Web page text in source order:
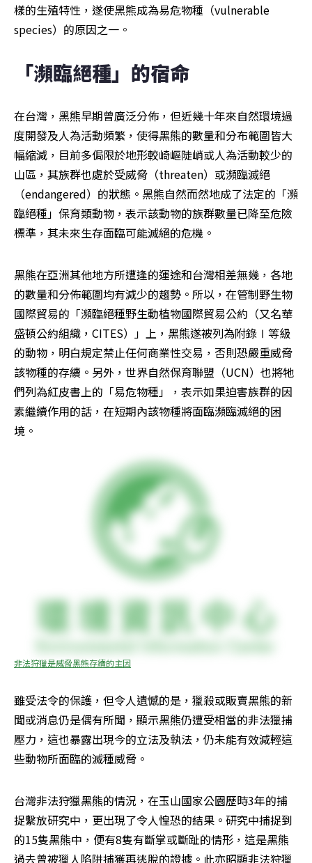
樣的生殖特性，遂使黑熊成為易危物種（vulnerable
species）的原因之一。
「瀕臨絕種」的宿命
在台灣，黑熊早期曾廣泛分佈，但近幾十年來自然環境過
度開發及人為活動頻繁，使得黑熊的數量和分布範圍皆大
幅縮減，目前多侷限於地形較崎嶇陡峭或人為活動較少的
山區，其族群也處於受威脅（threaten）或瀕臨滅絕
（endangered）的狀態。黑熊自然而然地成了法定的「瀕
臨絕種」保育類動物，表示該動物的族群數量已降至危險
標準，其未來生存面臨可能滅絕的危機。
黑熊在亞洲其他地方所遭逢的運途和台灣相差無幾，各地
的數量和分佈範圍均有減少的趨勢。所以，在管制野生物
國際貿易的「瀕臨絕種野生動植物國際貿易公約（又名華
盛頓公約組織，CITES）」上，黑熊遂被列為附錄Ⅰ等級
的動物，明白規定禁止任何商業性交易，否則恐嚴重威脅
該物種的存續。另外，世界自然保育聯盟（UCN）也將牠
們列為紅皮書上的「易危物種」，表示如果迫害族群的因
素繼續作用的話，在短期內該物種將面臨瀕臨滅絕的困
境。
非法狩獵是威脅黑熊存續的主因
雖受法令的保護，但令人遺憾的是，獵殺或販賣黑熊的新
聞或消息仍是偶有所聞，顯示黑熊仍遭受相當的非法獵捕
壓力，這也暴露出現今的立法及執法，仍未能有效減輕這
些動物所面臨的滅種威脅。
台灣非法狩獵黑熊的情況，在玉山國家公園歷時3年的捕
捉繫放研究中，更出現了令人惶恐的結果。研究中捕捉到
的15隻黑熊中，便有8隻有斷掌或斷趾的情形，這是黑熊
過去曾被獵人陷阱捕獲再逃脫的證據。此亦昭顯非法狩獵